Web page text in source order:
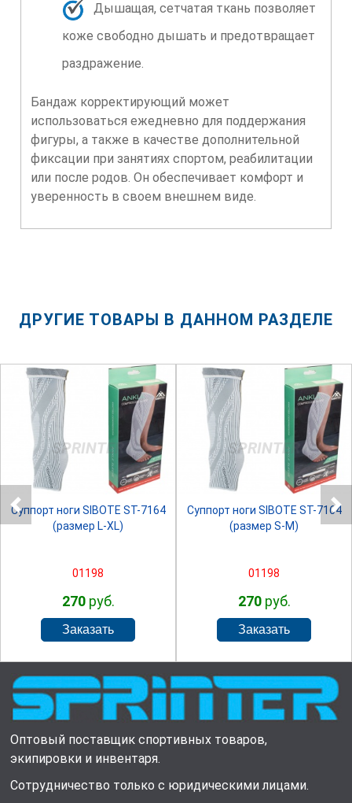
Дышащая, сетчатая ткань позволяет
коже свободно дышать и предотвращает
раздражение.
Бандаж корректирующий может
использоваться ежедневно для поддержания
фигуры, а также в качестве дополнительной
фиксации при занятиях спортом, реабилитации
или после родов. Он обеспечивает комфорт и
уверенность в своем внешнем виде.
ДРУГИЕ ТОВАРЫ В ДАННОМ РАЗДЕЛЕ
SPRINTER
Суппорт ноги SIBOTE ST-7164
(размер L-XL)
01198
270руб.
SPRINTER
Суппорт ноги SIBOTE ST-7164
(размер S-M)
01198
270руб.
Оптовый поставщик спортивных товаров,
экипировки и инвентаря.
Сотрудничество только с юридическими лицами.